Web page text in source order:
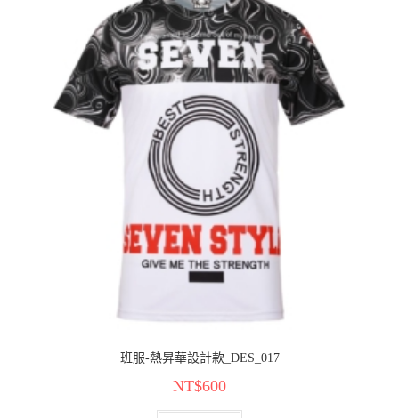
班服-熱昇華設計款_DES_017
NT$600